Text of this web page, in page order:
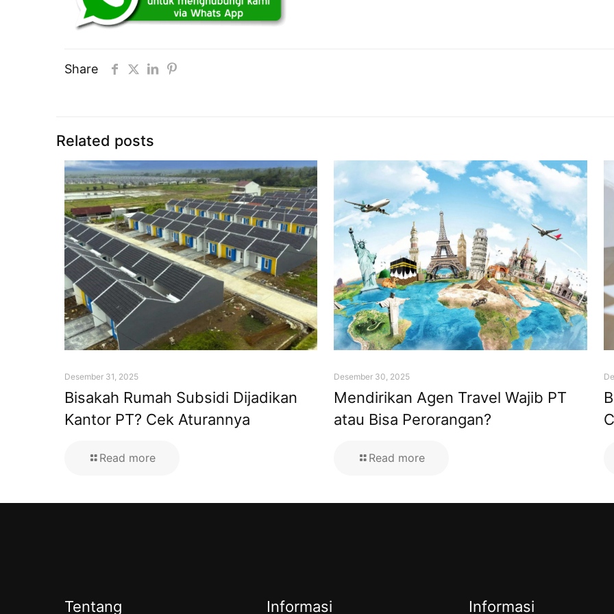
Share
Related posts
Desember 31, 2025
Bisakah Rumah Subsidi Dijadikan
Kantor PT? Cek Aturannya
Read more
Desember 30, 2025
Mendirikan Agen Travel Wajib PT
atau Bisa Perorangan?
Read more
Tentang Informasi Informasi